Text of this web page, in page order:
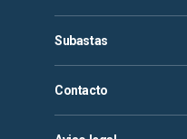
Subastas
Contacto